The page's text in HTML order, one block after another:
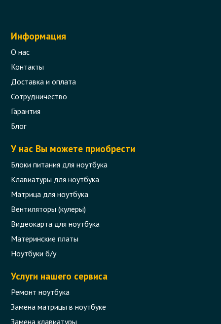
Код товара - 00295
129 грн.
Нет в наличии
Информация
О нас
Контакты
Доставка и оплата
Сотрудничество
Гарантия
Блог
У нас Вы можете приобрести
Блоки питания для ноутбука
Клавиатуры для ноутбука
Матрица для ноутбука
Вентиляторы (кулеры)
Видеокарта для ноутбука
Материнские платы
Ноутбуки б/у
Услуги нашего сервиса
Ремонт ноутбука
Замена матрицы в ноутбуке
Замена клавиатуры